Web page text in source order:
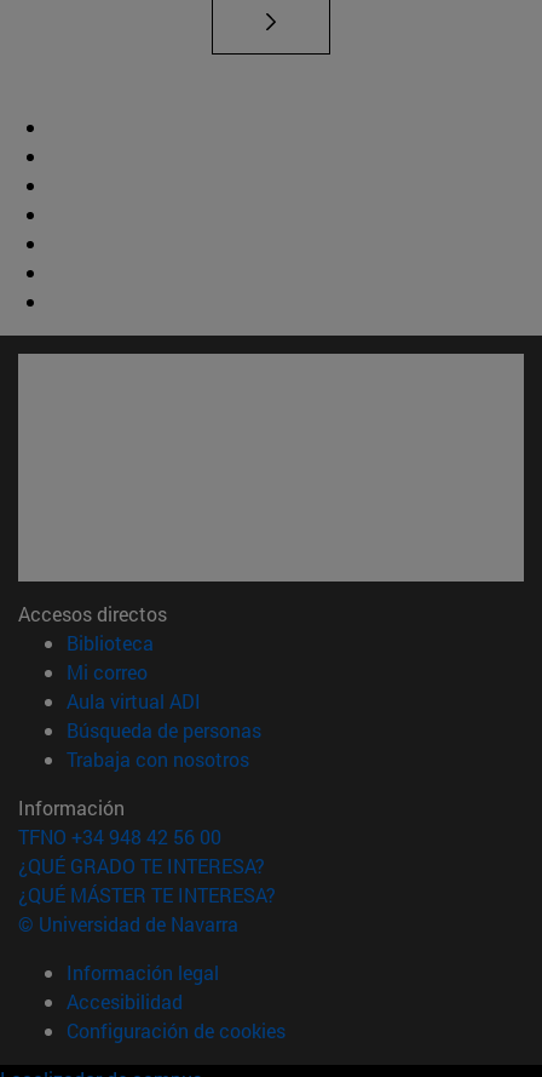
Accesos directos
Biblioteca
Mi correo(abre en nueva ventana)
Aula virtual ADI
Búsqueda de personas(abre en nueva ventana)
Trabaja con nosotros(abre en nueva ventana)
Información
TFNO +34 948 42 56 00
¿QUÉ GRADO TE INTERESA?
¿QUÉ MÁSTER TE INTERESA?
© Universidad de Navarra
Información legal
Accesibilidad
Configuración de cookies